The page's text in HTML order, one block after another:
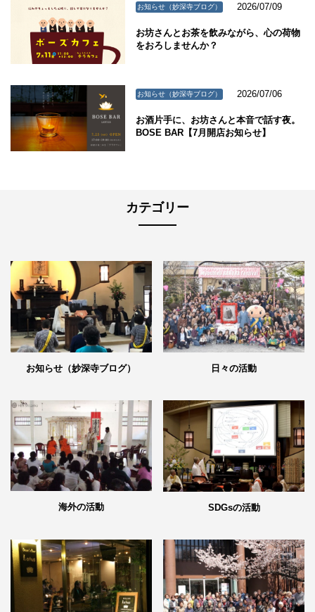
お知らせ（妙深寺ブログ） 2026/07/09
お坊さんとお茶を飲みながら、心の荷物
をおろしませんか？
お知らせ（妙深寺ブログ） 2026/07/06
お酒片手に、お坊さんと本音で話す夜。
BOSE BAR【7月開店お知らせ】
カテゴリー
お知らせ（妙深寺ブログ） 日々の活動
海外の活動 SDGsの活動